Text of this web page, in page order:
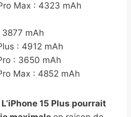
Max : 4323 mAh
3877 mAh
: 4912 mAh
: 3650 mAh
Max : 4852 mAh
L’iPhone 15 Plus pourrait